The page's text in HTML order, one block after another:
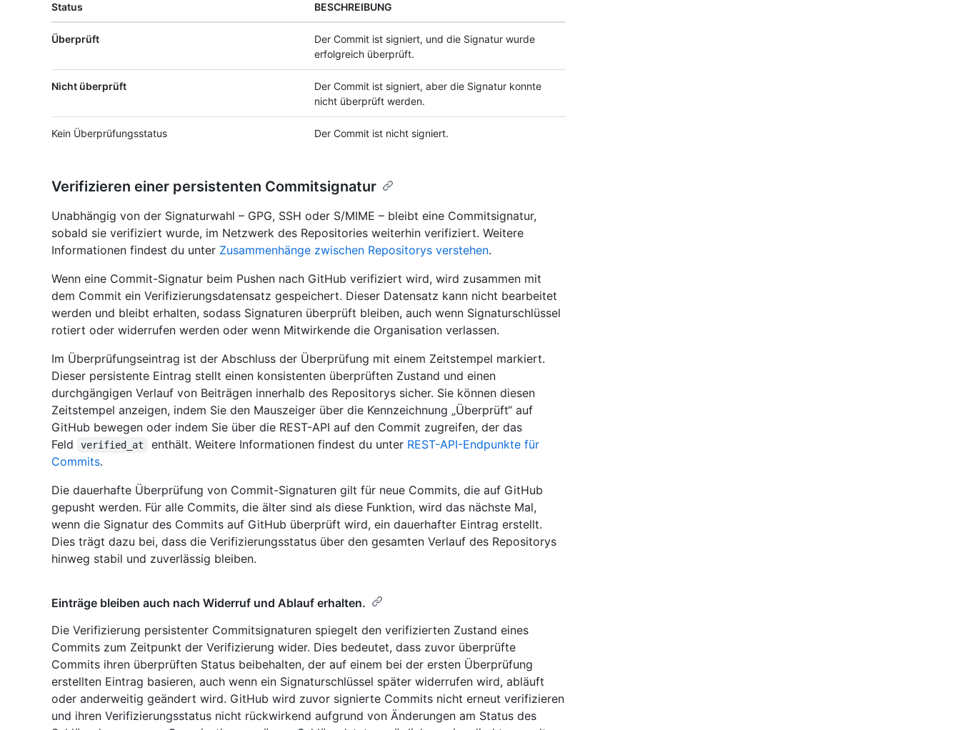
Status BESCHREIBUNG
Überprüft
Der Commit ist signiert, und die Signatur wurde
erfolgreich überprüft.
Nicht überprüft
Der Commit ist signiert, aber die Signatur konnte
nicht überprüft werden.
Kein Überprüfungsstatus Der Commit ist nicht signiert.
Verifizieren einer persistenten Commitsignatur
Unabhängig von der Signaturwahl – GPG, SSH oder S/MIME – bleibt eine Commitsignatur,
sobald sie verifiziert wurde, im Netzwerk des Repositories weiterhin verifiziert. Weitere
Informationen findest du unter Zusammenhänge zwischen Repositorys verstehen.
Wenn eine Commit-Signatur beim Pushen nach GitHub verifiziert wird, wird zusammen mit
dem Commit ein Verifizierungsdatensatz gespeichert. Dieser Datensatz kann nicht bearbeitet
werden und bleibt erhalten, sodass Signaturen überprüft bleiben, auch wenn Signaturschlüssel
rotiert oder widerrufen werden oder wenn Mitwirkende die Organisation verlassen.
Im Überprüfungseintrag ist der Abschluss der Überprüfung mit einem Zeitstempel markiert.
Dieser persistente Eintrag stellt einen konsistenten überprüften Zustand und einen
durchgängigen Verlauf von Beiträgen innerhalb des Repositorys sicher. Sie können diesen
Zeitstempel anzeigen, indem Sie den Mauszeiger über die Kennzeichnung „Überprüft“ auf
GitHub bewegen oder indem Sie über die REST-API auf den Commit zugreifen, der das
Feld
verified_at enthält. Weitere Informationen findest du unter REST-API-Endpunkte für
Commits.
Die dauerhafte Überprüfung von Commit-Signaturen gilt für neue Commits, die auf GitHub
gepusht werden. Für alle Commits, die älter sind als diese Funktion, wird das nächste Mal,
wenn die Signatur des Commits auf GitHub überprüft wird, ein dauerhafter Eintrag erstellt.
Dies trägt dazu bei, dass die Verifizierungsstatus über den gesamten Verlauf des Repositorys
hinweg stabil und zuverlässig bleiben.
Einträge bleiben auch nach Widerruf und Ablauf erhalten.
Die Verifizierung persistenter Commitsignaturen spiegelt den verifizierten Zustand eines
Commits zum Zeitpunkt der Verifizierung wider. Dies bedeutet, dass zuvor überprüfte
Commits ihren überprüften Status beibehalten, der auf einem bei der ersten Überprüfung
erstellten Eintrag basieren, auch wenn ein Signaturschlüssel später widerrufen wird, abläuft
oder anderweitig geändert wird. GitHub wird zuvor signierte Commits nicht erneut verifizieren
und ihren Verifizierungsstatus nicht rückwirkend aufgrund von Änderungen am Status des